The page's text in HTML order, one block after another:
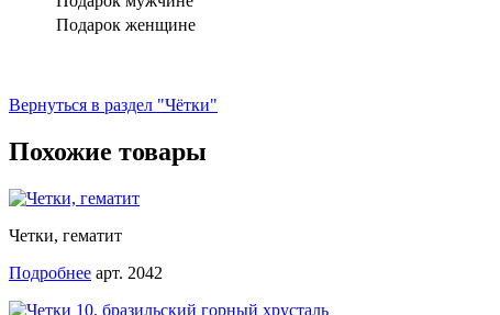
Подарок женщине
Вернуться в раздел "Чётки"
Похожие товары
Четки, гематит
Подробнее арт. 2042